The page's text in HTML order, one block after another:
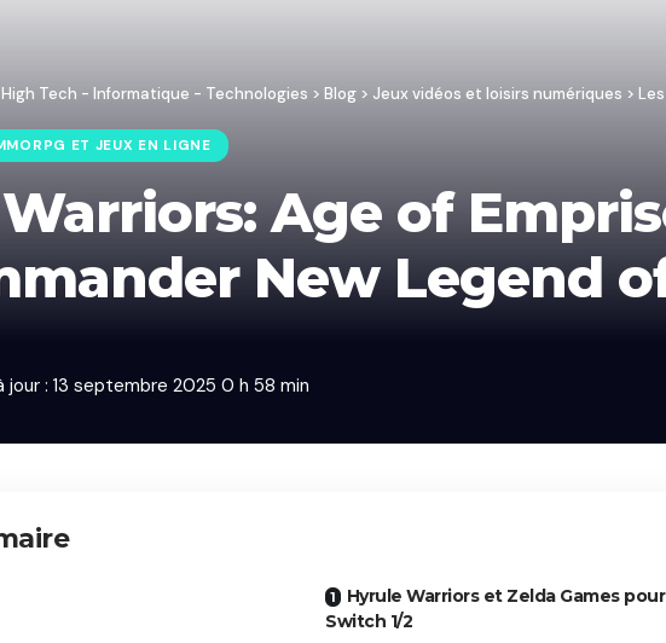
Tech - Informatique - Technologies > Blog > Jeux vidéos et loisirs numériques >
ET JEUX EN LIGNE
Age of
New Legend
jour : 13 septembre 2025 0 h 58 min
Hyrule Warriors et Zelda Games pour
Switch 1/2